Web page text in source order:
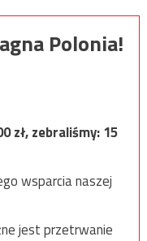
Polonia!
zł, zebraliśmy:15
wsparcia naszej
jest przetrwanie